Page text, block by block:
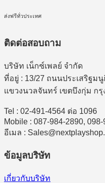
ส่งฟรีทั่วประเทศ
ติดต่อสอบถาม
บริษัท เน็กซ์เพลย์ จำกัด
ที่อยู่ : 13/27 ถนนประเสริฐมนู
แขวงนวลจันทร์ เขตบึงกุ่ม ก
Tel : 02-491-4564 ต่อ 1096
Mobile : 087-984-2890,
อีเมล :
ข้อมูลบริษัท
เกี่ยวกับบริษัท